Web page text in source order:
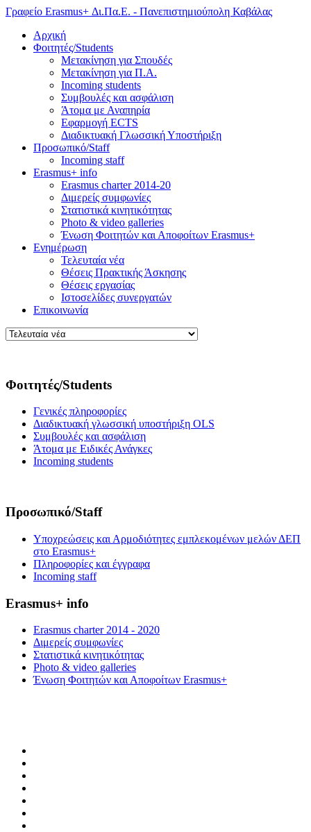
Γραφείο Erasmus+ Δι.Πα.Ε. - Πανεπιστημιούπολη Καβάλας
Αρχική
Φοιτητές/Students
Μετακίνηση για Σπουδές
Μετακίνηση για Π.Α.
Incoming students
Συμβουλές και ασφάλιση
Άτομα με Αναπηρία
Εφαρμογή ECTS
Διαδικτυακή Γλωσσική Υποστήριξη
Προσωπικό/Staff
Incoming staff
Erasmus+ info
Erasmus charter 2014-20
Διμερείς συμφωνίες
Στατιστικά κινητικότητας
Photo & video galleries
Ένωση Φοιτητών και Αποφοίτων Erasmus+
Ενημέρωση
Τελευταία νέα
Θέσεις Πρακτικής Άσκησης
Θέσεις εργασίας
Ιστοσελίδες συνεργατών
Επικοινωνία
Φοιτητές/Students
Γενικές πληροφορίες
Διαδικτυακή γλωσσική υποστήριξη OLS
Συμβουλές και ασφάλιση
Άτομα με Ειδικές Ανάγκες
Incoming students
Προσωπικό/Staff
Υποχρεώσεις και Αρμοδιότητες εμπλεκομένων μελών ΔΕΠ
στο Erasmus+
Πληροφορίες και έγγραφα
Incoming staff
Erasmus+ info
Erasmus charter 2014 - 2020
Διμερείς συμφωνίες
Στατιστικά κινητικότητας
Photo & video galleries
Ένωση Φοιτητών και Αποφοίτων Erasmus+